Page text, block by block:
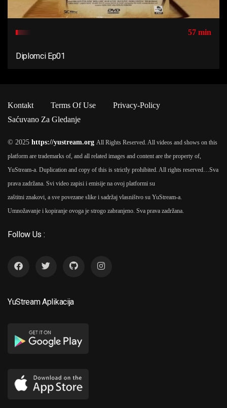
57 min
Diplomci Ep01
Kontakt Terms Of Use
Privacy-Policy
Saćuvano Za Gledanje
© 2025 https://yustream.org All Rights Reserved. All videos and shows on this
platform are trademarks of, and all related images and content are the property of,
YuStream-a. Duplication and copy of this is strictly prohibited. All rights reserved…Sva
prava zadržana. Svi video zapisi i emisije na ovoj platformi su
zaštitni znakovi, a sve povezane slike i sadržaj vlasništvo su YuStream-a.
Umnožavanje i kopiranje ovoga je strogo zabranjeno. Sva prava zadržana.
Follow Us :
YuStream Aplikacija